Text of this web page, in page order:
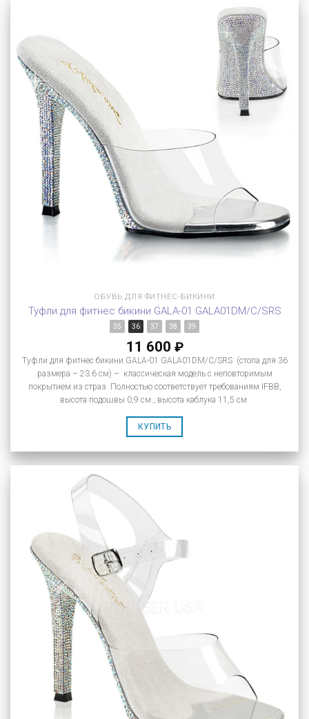
ОБУВЬ ДЛЯ ФИТНЕС-БИКИНИ
Туфли для фитнес бикини GALA-01 GALA01DM/C/SRS
35 36 37 38 39
11 600 ₽
Туфли для фитнес бикини GALA-01 GALA01DM/C/SRS (стопа для 36
размера – 23.6 см) – классическая модель с неповторимым
покрытием из страз. Полностью соответствует требованиям IFBB,
высота подошвы 0,9 см., высота каблука 11,5 см.
КУПИТЬ